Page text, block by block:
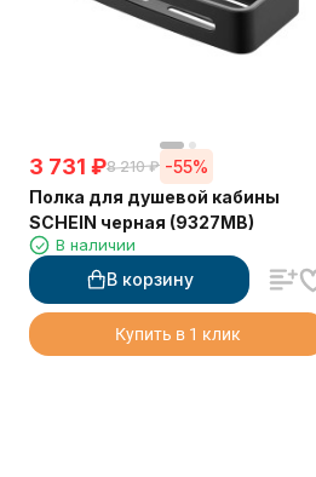
3 731 ₽8 210 ₽ -55%
Полка для душевой кабины
SCHEIN черная (9327MB)
В наличии
В корзину
Купить в 1 клик